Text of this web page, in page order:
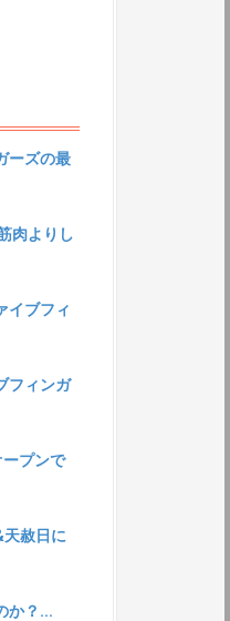
ーズの最
肉よりし
イブフィ
フィンガ
プンで
赦日に
か？...